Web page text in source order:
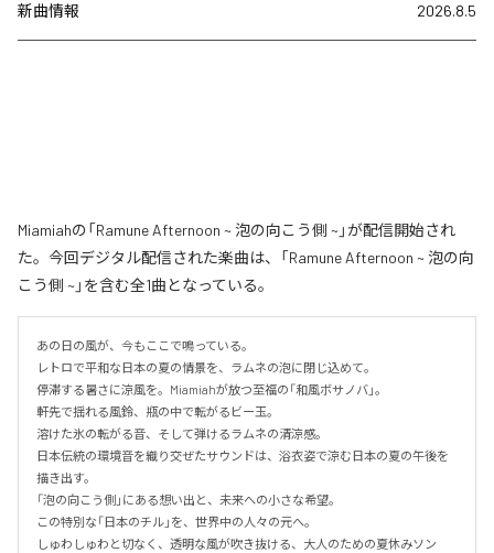
新曲情報 2026.8.5
Miamiahの「Ramune Afternoon ~ 泡の向こう側 ~」が配信開始され
た。今回デジタル配信された楽曲は、「Ramune Afternoon ~ 泡の向
こう側 ~」を含む全1曲となっている。
あの日の風が、今もここで鳴っている。
レトロで平和な日本の夏の情景を、ラムネの泡に閉じ込めて。
停滞する暑さに涼風を。Miamiahが放つ至福の「和風ボサノバ」。
軒先で揺れる風鈴、瓶の中で転がるビー玉。
溶けた氷の転がる音、そして弾けるラムネの清涼感。
日本伝統の環境音を織り交ぜたサウンドは、浴衣姿で涼む日本の夏の午後を
描き出す。
「泡の向こう側」にある想い出と、未来への小さな希望。
この特別な「日本のチル」を、世界中の人々の元へ。
しゅわしゅわと切なく、透明な風が吹き抜ける、大人のための夏休みソン